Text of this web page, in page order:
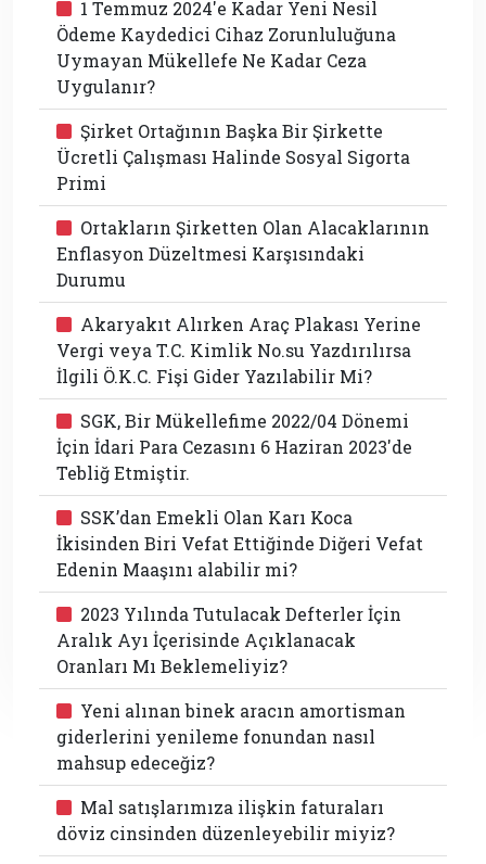
1 Temmuz 2024'e Kadar Yeni Nesil
Ödeme Kaydedici Cihaz Zorunluluğuna
Uymayan Mükellefe Ne Kadar Ceza
Uygulanır?
Şirket Ortağının Başka Bir Şirkette
Ücretli Çalışması Halinde Sosyal Sigorta
Primi
Ortakların Şirketten Olan Alacaklarının
Enflasyon Düzeltmesi Karşısındaki
Durumu
Akaryakıt Alırken Araç Plakası Yerine
Vergi veya T.C. Kimlik No.su Yazdırılırsa
İlgili Ö.K.C. Fişi Gider Yazılabilir Mi?
SGK, Bir Mükellefime 2022/04 Dönemi
İçin İdari Para Cezasını 6 Haziran 2023'de
Tebliğ Etmiştir.
SSK’dan Emekli Olan Karı Koca
İkisinden Biri Vefat Ettiğinde Diğeri Vefat
Edenin Maaşını alabilir mi?
2023 Yılında Tutulacak Defterler İçin
Aralık Ayı İçerisinde Açıklanacak
Oranları Mı Beklemeliyiz?
Yeni alınan binek aracın amortisman
giderlerini yenileme fonundan nasıl
mahsup edeceğiz?
Mal satışlarımıza ilişkin faturaları
döviz cinsinden düzenleyebilir miyiz?